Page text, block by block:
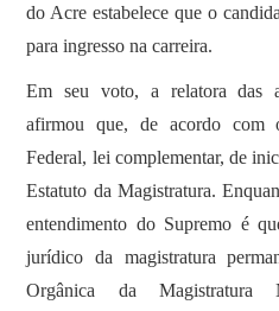
do Acre estabelece que o
para ingresso na carreira.
Em seu voto, a relatora das
afirmou que, de acordo com
Federal, lei complementar, de
Estatuto da Magistratura.
entendimento do Supremo é
jurídico da magistratura
Orgânica da